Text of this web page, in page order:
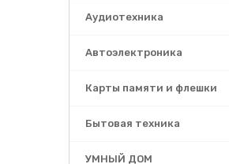
Аудиотехника
Автоэлектроника
Карты памяти и флешки
Бытовая техника
УМНЫЙ ДОМ